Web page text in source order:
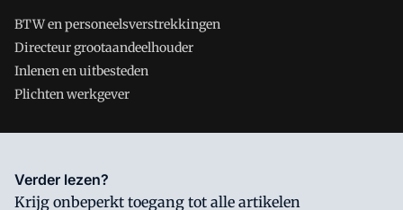
BTW en personeelsverstrekkingen
Directeur grootaandeelhouder
Inlenen en uitbesteden
Plichten werkgever
Salarisnet is onderdeel van VMN media. Lees in
waar VMN media voor staat. Op gebruik van deze site zijn de
Verder lezen?
Krijg onbeperkt toegang tot alle artikelen